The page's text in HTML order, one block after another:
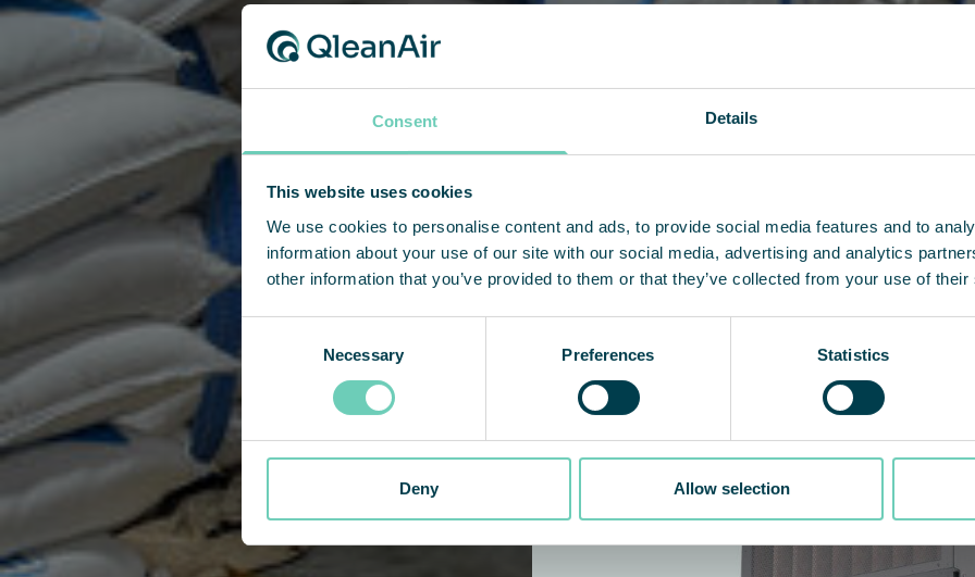
Consent Details
This website uses cookies
We use cookies to personalise content and ads, to provide social media features and to
information about your use of our site with our social media, advertising and analytics
other information that you’ve provided to them or that they’ve collected from your use of
Necessary Preferences Statistics
Deny Allow selection
Tervetuloa ottamaan yhteyttä!